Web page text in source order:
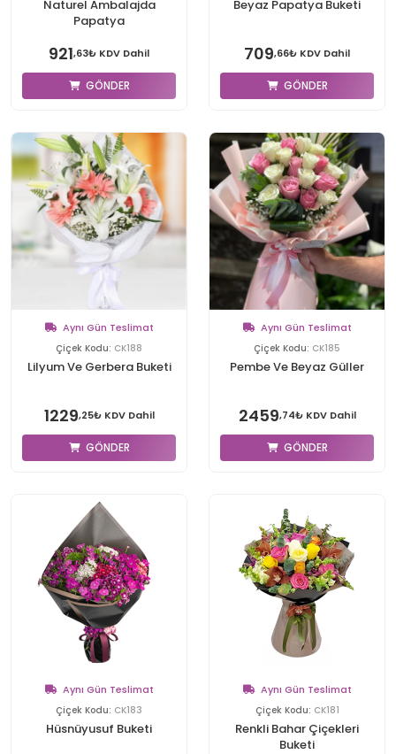
Naturel Ambalajda
Papatya
921,63₺ KDV Dahil
GÖNDER
Beyaz Papatya Buketi
709,66₺ KDV Dahil
GÖNDER
Aynı Gün Teslimat
Çiçek Kodu: CK188
Lilyum Ve Gerbera Buketi
1229,25₺ KDV Dahil
GÖNDER
Aynı Gün Teslimat
Çiçek Kodu: CK185
Pembe Ve Beyaz Güller
2459,74₺ KDV Dahil
GÖNDER
Aynı Gün Teslimat
Çiçek Kodu: CK183
Hüsnüyusuf Buketi
Aynı Gün Teslimat
Çiçek Kodu: CK181
Renkli Bahar Çiçekleri
Buketi